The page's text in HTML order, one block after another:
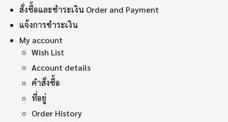
สั่งซื้อและชำระเงิน Order and Payment
แจ้งการชำระเงิน
My account
Wish List
Account details
คำสั่งซื้อ
ที่อยู่
Order History